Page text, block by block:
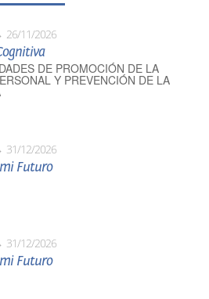
26/11/2026
DE PROMOCIÓN DE LA
Y PREVENCIÓN DE LA
31/12/2026
Futuro
31/12/2026
Futuro